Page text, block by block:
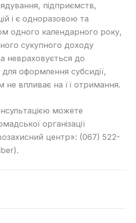
підприємств,
і є одноразовою та
одного календарного року,
сукупного доходу
невраховується до
оформлення субсидії,
не впливає на її отримання.
можете
організації
центр»: (067) 522-